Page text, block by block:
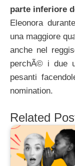
parte inferiore
Eleonora
una maggiore
anche nel
perchÃ© i due
pesanti
nomination.
Related